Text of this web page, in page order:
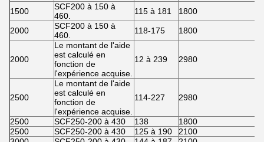
1500
SCF200 à 150 à
460.
115 à 181 1800
2000
SCF200 à 150 à
460.
118-175 1800
2000
Le montant de l'aide
est calculé en
fonction de
l'expérience acquise.
12 à 239 2980
2500
Le montant de l'aide
est calculé en
fonction de
l'expérience acquise.
114-227 2980
2500 SCF250-200 à 430 138 1800
2500
SCF250-200 à 430 125 à 190 2100